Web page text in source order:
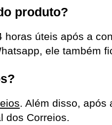
produto?
horas úteis após a
ele também
. Além disso, após
dos Correios.